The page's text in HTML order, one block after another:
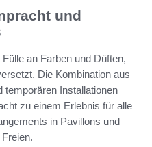
und
an Farben und Düften,
Die Kombination aus
temporären Installationen
zu einem Erlebnis für alle
in Pavillons und